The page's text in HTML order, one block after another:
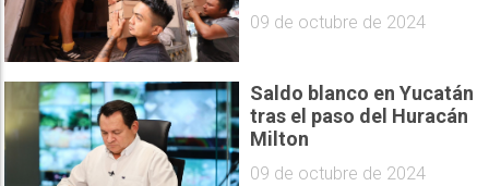
09 de octubre de 2024
Saldo blanco en Yucatán
tras el paso del Huracán
Milton
09 de octubre de 2024